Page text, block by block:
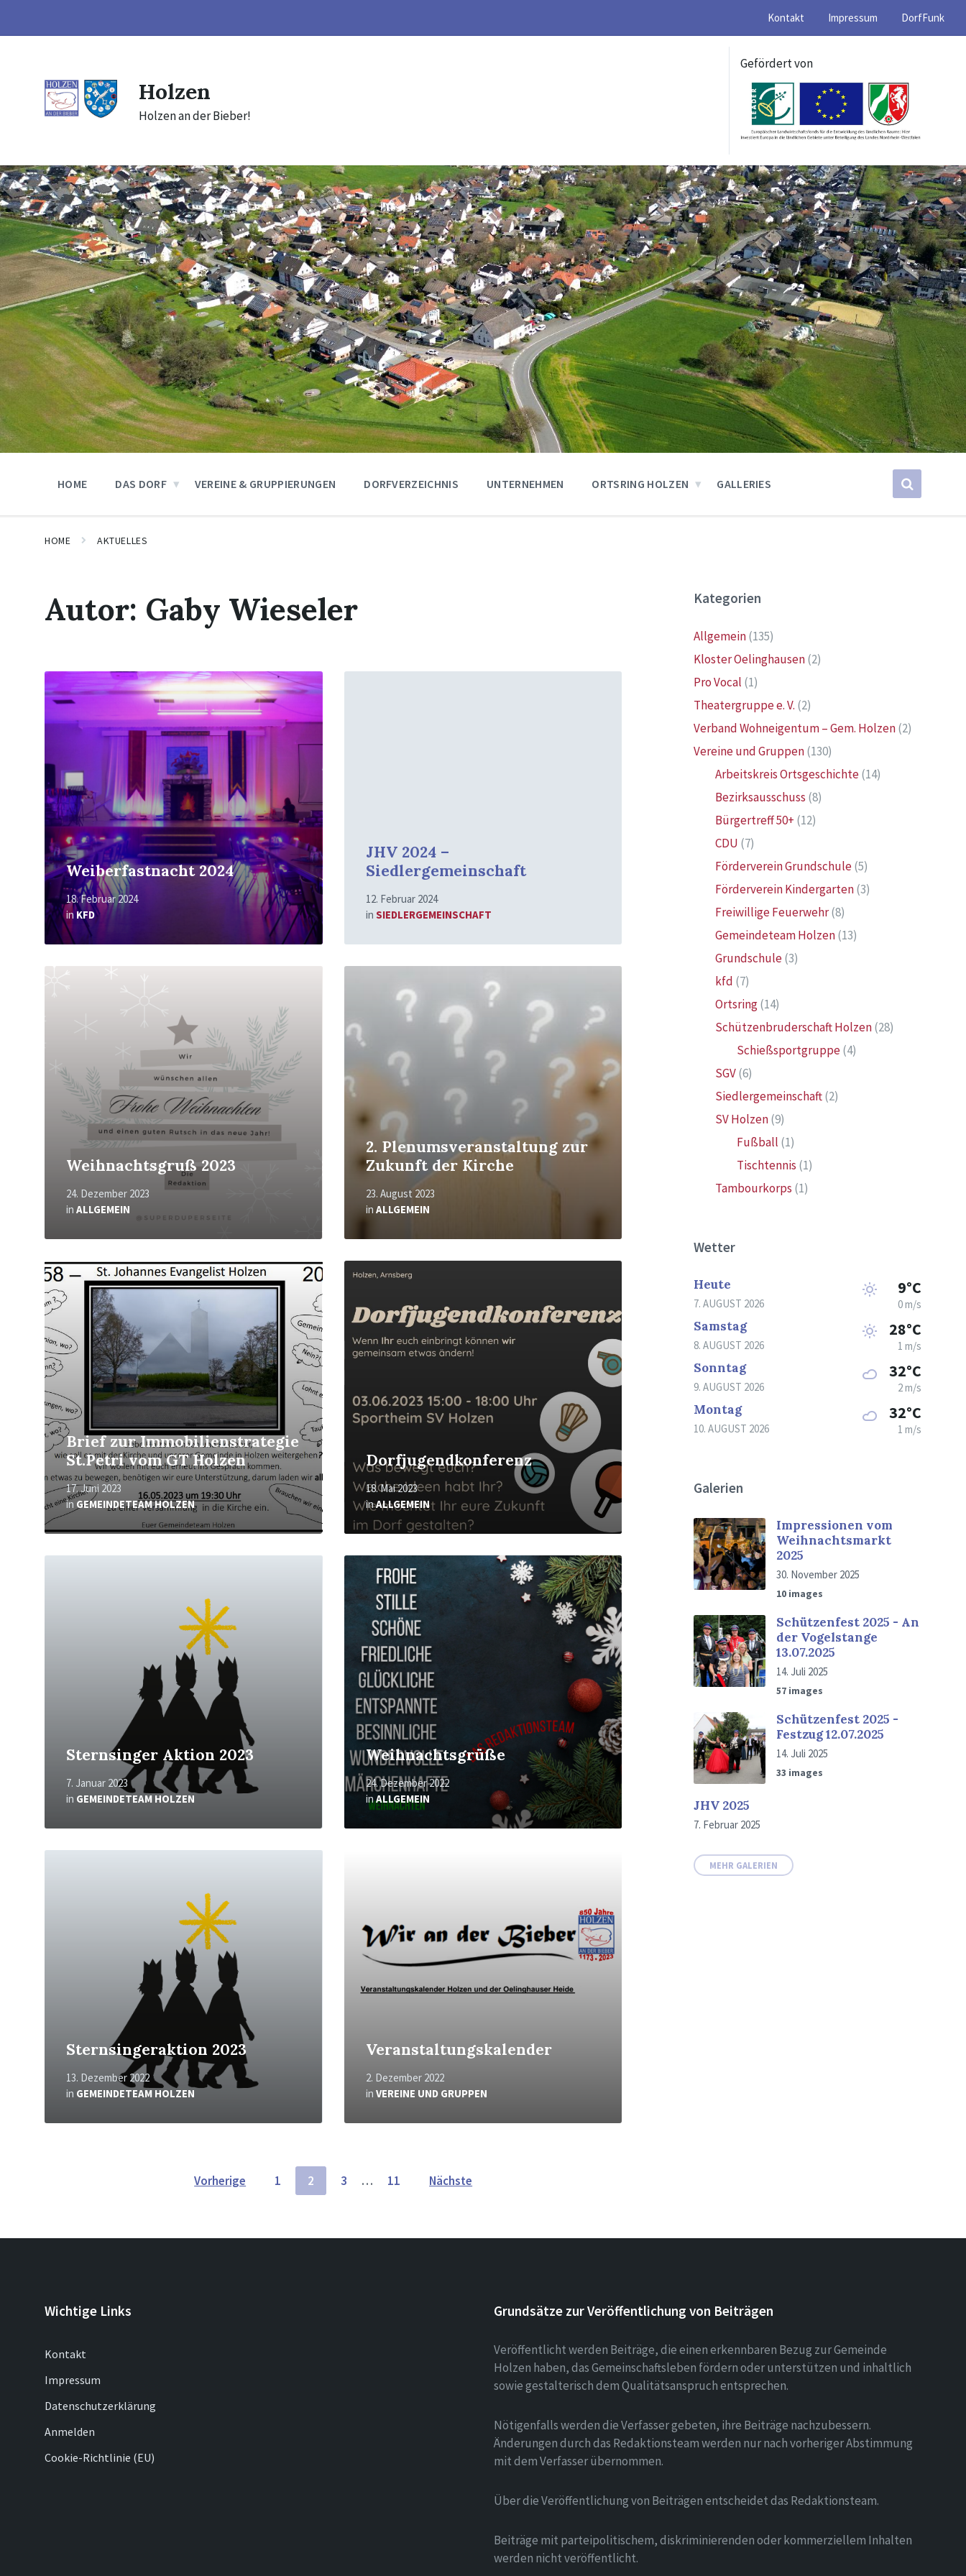
content
main
footer
Kontakt Impressum DorfFunk
Holzen
Holzen an der Bieber!
Gefördert von
HOME DAS DORF VEREINE & GRUPPIERUNGEN DORFVERZEICHNIS UNTERNEHMEN ORTSRING HOLZEN GALLERIES
HOME AKTUELLES
Autor: Gaby Wieseler
Weiberfastnacht 2024
18. Februar 2024
inKFD
Mehr
erfahren
JHV 2024 –
Siedlergemeinschaft
12. Februar 2024
in SIEDLERGEMEINSCHAFT
Mehr
Weihnachtsgruß 2023
24. Dezember 2023
in ALLGEMEIN
Mehr
erfahren
2. Plenumsveranstaltung zur
Zukunft der Kirche
23. August 2023
in ALLGEMEIN
Mehr
Brief zur Immobilienstrategie
St.Petri vom GT Holzen
17. Juni 2023
in GEMEINDETEAM HOLZEN
Mehr
erfahren
Dorfjugendkonferenz
18. Mai 2023
inALLGEMEIN
Mehr
erfahren
Sternsinger Aktion 2023
7. Januar 2023
in GEMEINDETEAM HOLZEN
Mehr
Weihnachtsgrüße
24. Dezember 2022
inALLGEMEIN
Mehr
erfahren
Sternsingeraktion 2023
13. Dezember 2022
in GEMEINDETEAM HOLZEN
Mehr
Veranstaltungskalender
2. Dezember 2022
in VEREINE UND GRUPPEN
Seitennummerierung
Beiträge
Vorherige 1 2 3 … 11 Nächste
Kategorien
Allgemein(135)
Kloster Oelinghausen(2)
Pro Vocal (1)
Theatergruppe e. V. (2)
Verband Wohneigentum – Gem. Holzen(2)
Vereine und Gruppen(130)
Arbeitskreis Ortsgeschichte(14)
Bezirksausschuss (8)
Bürgertreff 50+ (12)
CDU (7)
Förderverein Grundschule(5)
Förderverein Kindergarten(3)
Freiwillige Feuerwehr(8)
Gemeindeteam Holzen(13)
Grundschule(3)
kfd (7)
Ortsring(14)
Schützenbruderschaft Holzen(28)
Schießsportgruppe(4)
SGV(6)
Siedlergemeinschaft(2)
SV Holzen(9)
Fußball (1)
Tischtennis (1)
Tambourkorps (1)
Wetter
Heute
7. AUGUST 2026
9°C
0 m/s
Samstag
8. AUGUST 2026
28°C
1 m/s
Sonntag
9. AUGUST 2026
32°C
2 m/s
Montag
10. AUGUST 2026
32°C
1 m/s
Galerien
Impressionen vom
Weihnachtsmarkt
2025
30. November 2025
10 images
Schützenfest 2025 - An
der Vogelstange
13.07.2025
14. Juli 2025
57 images
Schützenfest 2025 -
Festzug 12.07.2025
14. Juli 2025
33 images
JHV 2025
7. Februar 2025
MEHR GALERIEN
Wichtige Links
Kontakt
Impressum
Datenschutzerklärung
Anmelden
Cookie-Richtlinie (EU)
Grundsätze zur Veröffentlichung von Beiträgen
Veröffentlicht werden Beiträge, die einen erkennbaren Bezug zur Gemeinde
Holzen haben, das Gemeinschaftsleben fördern oder unterstützen und inhaltlich
sowie gestalterisch dem Qualitätsanspruch entsprechen.
Nötigenfalls werden die Verfasser gebeten, ihre Beiträge nachzubessern.
Änderungen durch das Redaktionsteam werden nur nach vorheriger Abstimmung
mit dem Verfasser übernommen.
Über die Veröffentlichung von Beiträgen entscheidet das Redaktionsteam.
Beiträge mit parteipolitischem, diskriminierenden oder kommerziellem Inhalten
werden nicht veröffentlicht.